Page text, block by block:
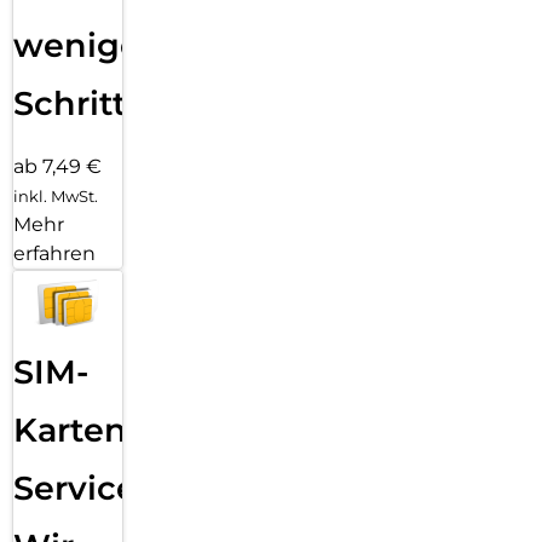
wenigen
Schritten
ab 7,49 €
inkl. MwSt.
Mehr
erfahren
SIM-
Karten
Service: